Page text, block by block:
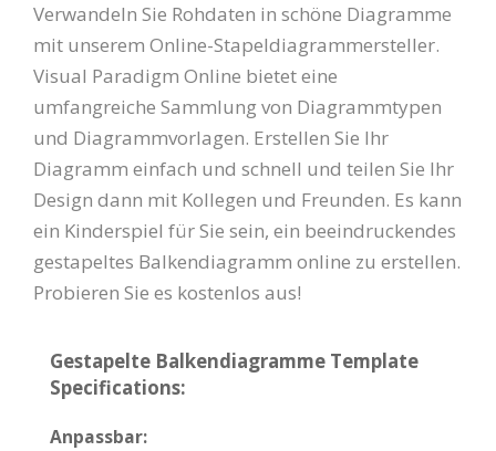
Verwandeln Sie Rohdaten in schöne Diagramme
mit unserem Online-Stapeldiagrammersteller.
Visual Paradigm Online bietet eine
umfangreiche Sammlung von Diagrammtypen
und Diagrammvorlagen. Erstellen Sie Ihr
Diagramm einfach und schnell und teilen Sie Ihr
Design dann mit Kollegen und Freunden. Es kann
ein Kinderspiel für Sie sein, ein beeindruckendes
gestapeltes Balkendiagramm online zu erstellen.
Probieren Sie es kostenlos aus!
Gestapelte Balkendiagramme Template
Specifications:
Anpassbar: